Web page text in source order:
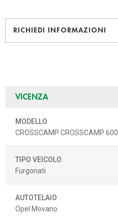
RICHIEDI INFORMAZIONI
VICENZA
MODELLO
CROSSCAMP CROSSCAMP 600
TIPO VEICOLO
Furgonati
AUTOTELAIO
Opel Movano